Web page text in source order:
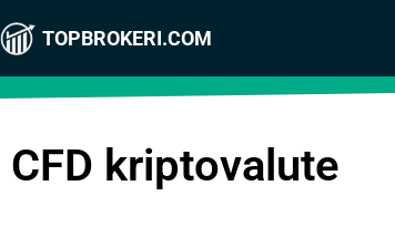
TOPBROKERI.COM
CFD kriptovalute